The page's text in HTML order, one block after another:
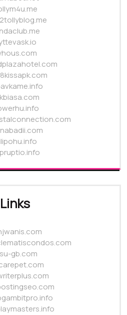
Links
gb.com